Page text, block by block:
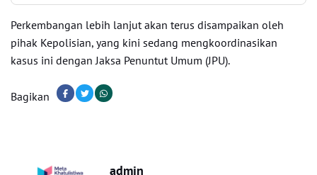
Perkembangan lebih lanjut akan terus disampaikan oleh
pihak Kepolisian, yang kini sedang mengkoordinasikan
kasus ini dengan Jaksa Penuntut Umum (JPU).
Bagikan
admin